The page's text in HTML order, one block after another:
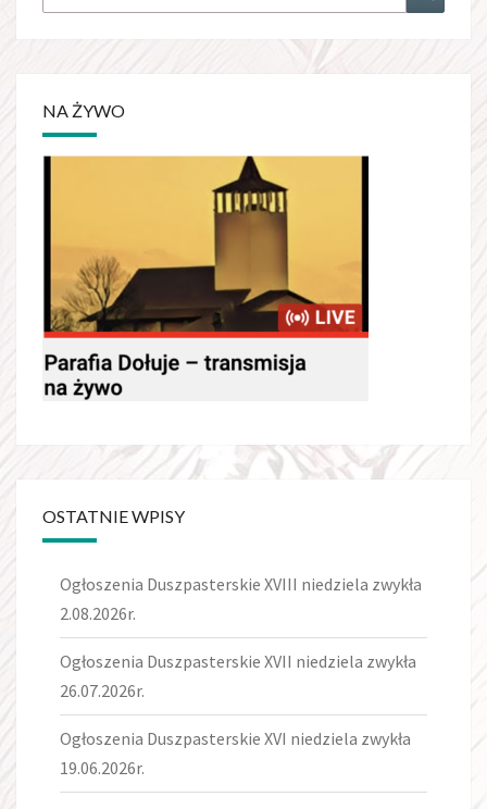
for:
NA ŻYWO
OSTATNIE WPISY
Ogłoszenia Duszpasterskie XVIII niedziela zwykła
2.08.2026r.
Ogłoszenia Duszpasterskie XVII niedziela zwykła
26.07.2026r.
Ogłoszenia Duszpasterskie XVI niedziela zwykła
19.06.2026r.